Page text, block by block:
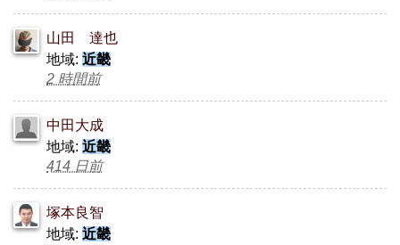
山田 達也
地域: 近畿
2 時間前
中田大成
地域: 近畿
414 日前
塚本良智
地域: 近畿